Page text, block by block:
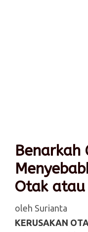
Benarkah
Otak
oleh Surianta
KERUSAKAN